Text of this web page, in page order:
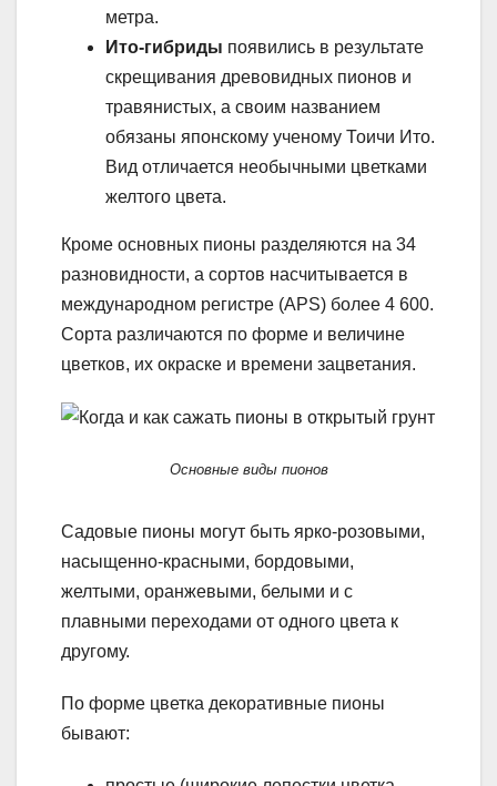
метра.
Ито-гибриды появились в результате
скрещивания древовидных пионов и
травянистых, а своим названием
обязаны японскому ученому Тоичи Ито.
Вид отличается необычными цветками
желтого цвета.
Кроме основных пионы разделяются на 34
разновидности, а сортов насчитывается в
международном регистре (APS) более 4 600.
Сорта различаются по форме и величине
цветков, их окраске и времени зацветания.
Основные виды пионов
Садовые пионы могут быть ярко-розовыми,
насыщенно-красными, бордовыми,
желтыми, оранжевыми, белыми и с
плавными переходами от одного цвета к
другому.
По форме цветка декоративные пионы
бывают: